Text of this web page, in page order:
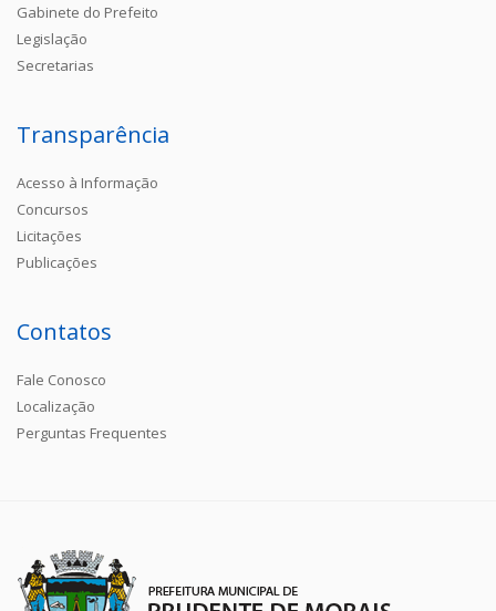
Gabinete do Prefeito
Legislação
Secretarias
Transparência
Acesso à Informação
Concursos
Licitações
Publicações
Contatos
Fale Conosco
Localização
Perguntas Frequentes